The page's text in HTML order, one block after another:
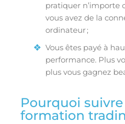
pratiquer n’importe
vous avez de la
ordinateur ;
Vous êtes payé à
performance. Plus
plus vous gagnez
Pourquoi
formation